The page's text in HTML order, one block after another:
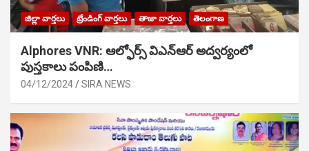
జిల్లా వార్తలు ట్రేండింగ్ వార్తలు తాజా వార్తలు తెలంగాణ
Alphores VNR: ఆల్ఫోర్స్ విఎన్ఆర్ అద్వర్యంలో
పుస్తకాలు పంపిణి…
04/12/2024 SIRA NEWS